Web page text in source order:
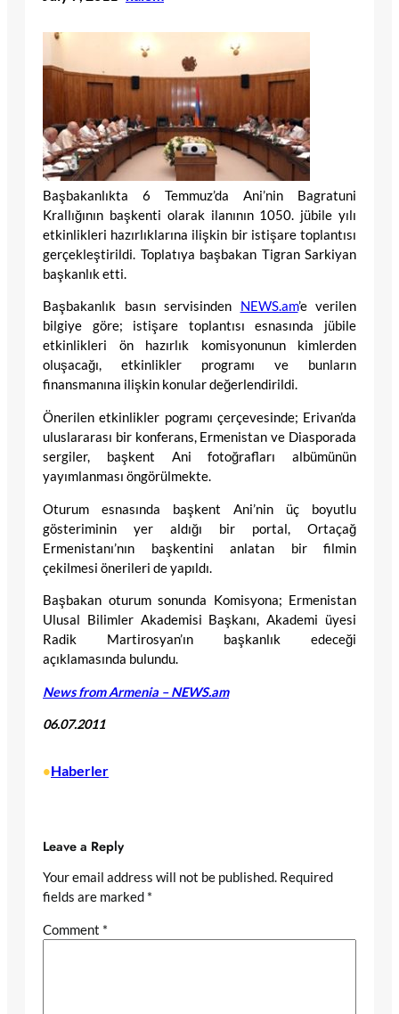
Başbakanlıkta 6 Temmuz’da Ani’nin Bagratuni
Krallığının başkenti olarak ilanının 1050. jübile yılı
etkinlikleri hazırlıklarına ilişkin bir istişare toplantısı
gerçekleştirildi. Toplatıya başbakan Tigran Sarkiyan
başkanlık etti.
Başbakanlık basın servisinden NEWS.am’e verilen
bilgiye göre; istişare toplantısı esnasında jübile
etkinlikleri ön hazırlık komisyonunun kimlerden
oluşacağı, etkinlikler programı ve bunların
finansmanına ilişkin konular değerlendirildi.
Önerilen etkinlikler pogramı çerçevesinde; Erivan’da
uluslararası bir konferans, Ermenistan ve Diasporada
sergiler, başkent Ani fotoğrafları albümünün
yayımlanması öngörülmekte.
Oturum esnasında başkent Ani’nin üç boyutlu
gösteriminin yer aldığı bir portal, Ortaçağ
Ermenistanı’nın başkentini anlatan bir filmin
çekilmesi önerileri de yapıldı.
Başbakan oturum sonunda Komisyona; Ermenistan
Ulusal Bilimler Akademisi Başkanı, Akademi üyesi
Radik Martirosyan’ın başkanlık edeceği
açıklamasında bulundu.
News from Armenia – NEWS.am
06.07.2011
•Haberler
Leave a Reply
Your email address will not be published. Required
fields are marked *
Comment *